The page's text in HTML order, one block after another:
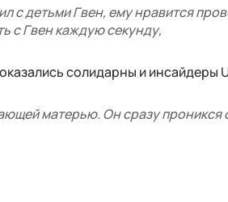
с детьми Гвен, ему нравится
с Гвен каждую секунду,
солидарны и инсайдеры
матерью. Он сразу